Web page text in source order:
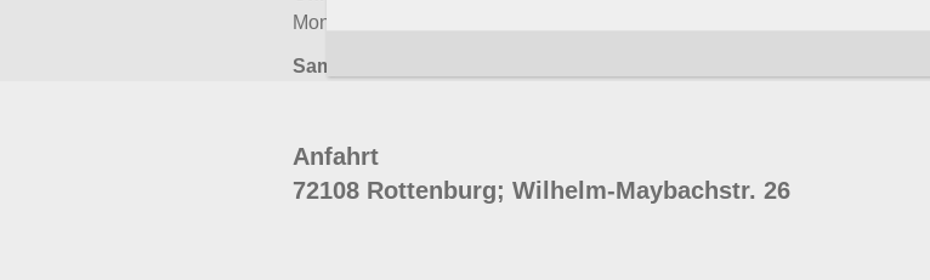
Montag – Freitag von 7:00 – 16:30 Uhr
Samstag geschlossen
Anfahrt
72108 Rottenburg; Wilhelm-Maybachstr. 26